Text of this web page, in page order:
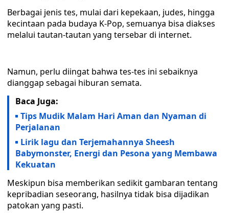
Berbagai jenis tes, mulai dari kepekaan, judes, hingga
kecintaan pada budaya K-Pop, semuanya bisa diakses
melalui tautan-tautan yang tersebar di internet.
Namun, perlu diingat bahwa tes-tes ini sebaiknya
dianggap sebagai hiburan semata.
Baca Juga:
Tips Mudik Malam Hari Aman dan Nyaman di
Perjalanan
Lirik lagu dan Terjemahannya Sheesh
Babymonster, Energi dan Pesona yang Membawa
Kekuatan
Meskipun bisa memberikan sedikit gambaran tentang
kepribadian seseorang, hasilnya tidak bisa dijadikan
patokan yang pasti.